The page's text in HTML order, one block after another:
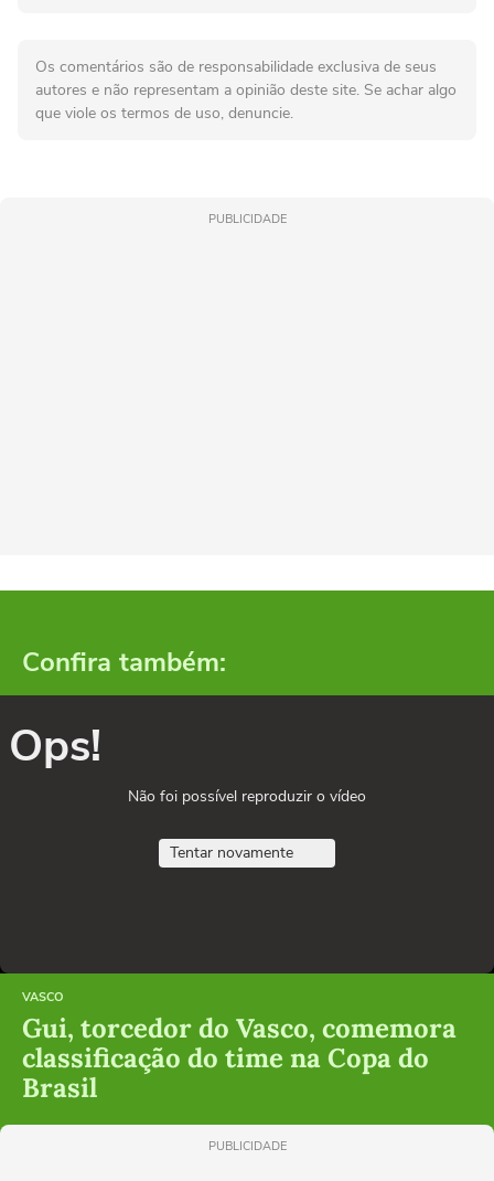
Os comentários são de responsabilidade exclusiva de seus
autores e não representam a opinião deste site. Se achar algo
que viole os termos de uso, denuncie.
PUBLICIDADE
Confira também:
Ops!
Não foi possível reproduzir o vídeo
Tentar novamente
VASCO
Gui, torcedor do Vasco, comemora
classificação do time na Copa do
Brasil
PUBLICIDADE